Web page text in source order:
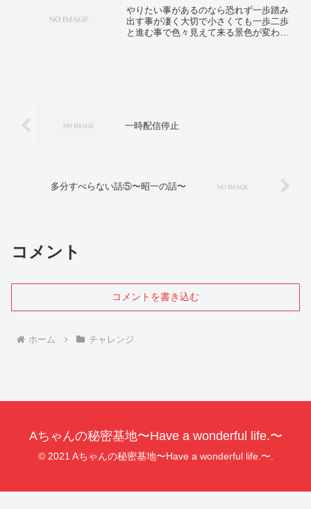
やりたい事があるのなら恐れず一歩踏み
出す事が凄く大切で小さくても一歩二歩
と進む事で色々見えて来る景色が変わっ
一時配信停止
多分すべらない話⑤〜昭一の話〜
コメント
コメントを書き込む
ホーム チャレンジ
Aちゃんの秘密基地〜Have a wonderful life.〜
© 2021 Aちゃんの秘密基地〜Have a wonderful life.〜.